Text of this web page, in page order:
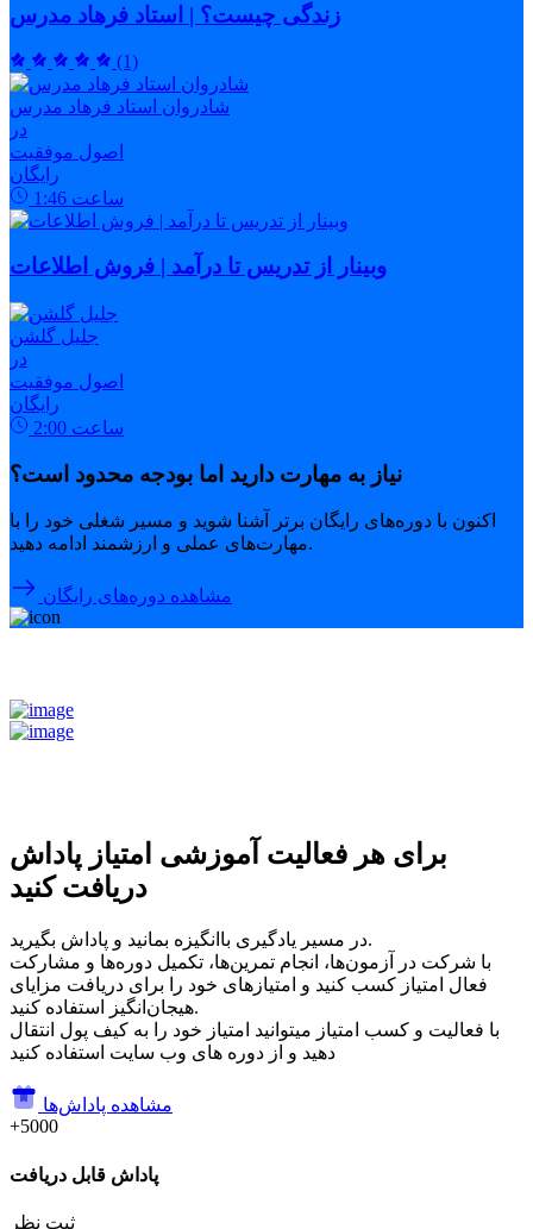
زندگی چیست؟ | استاد فرهاد مدرس
(1)
شادروان استاد فرهاد مدرس
در
اصول موفقیت
رایگان
1:46 ساعت
وبینار از تدریس تا درآمد | فروش اطلاعات
جلیل گلشن
در
اصول موفقیت
رایگان
2:00 ساعت
نیاز به مهارت دارید اما بودجه محدود است؟
اکنون با دوره‌های رایگان برتر آشنا شوید و مسیر شغلی خود را با
مهارت‌های عملی و ارزشمند ادامه دهید.
مشاهده دوره‌های رایگان
برای هر فعالیت آموزشی امتیاز پاداش
دریافت کنید
در مسیر یادگیری باانگیزه بمانید و پاداش بگیرید.
با شرکت در آزمون‌ها، انجام تمرین‌ها، تکمیل دوره‌ها و مشارکت
فعال امتیاز کسب کنید و امتیازهای خود را برای دریافت مزایای
هیجان‌انگیز استفاده کنید.
با فعالیت و کسب امتیاز میتوانید امتیاز خود را به کیف پول انتقال
دهید و از دوره های وب سایت استفاده کنید
مشاهده پاداش‌ها
+5000
پاداش قابل دریافت
ثبت نظر